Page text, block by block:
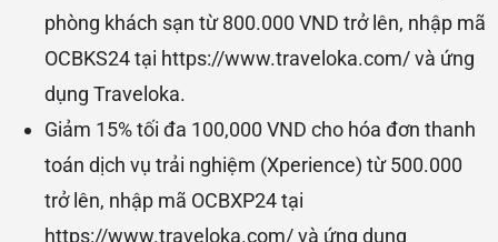
phòng khách sạn từ 800.000 VND trở lên, nhập mã
OCBKS24 tại https://www.traveloka.com/ và ứng
dụng Traveloka.
Giảm 15% tối đa 100,000 VND cho hóa đơn thanh
toán dịch vụ trải nghiệm (Xperience) từ 500.000
trở lên, nhập mã OCBXP24 tại
https://www.traveloka.com/ và ứng dụng